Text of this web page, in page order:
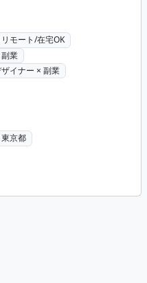
モート/在宅OK
業
イナー × 副業
京都